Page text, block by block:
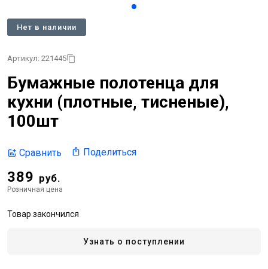
Нет в наличии
Артикул: 221445
Бумажные полотенца для
кухни (плотные, тисненые),
100шт
Сравнить Поделиться
389 руб.
Розничная цена
Товар закончился
Узнать о поступлении